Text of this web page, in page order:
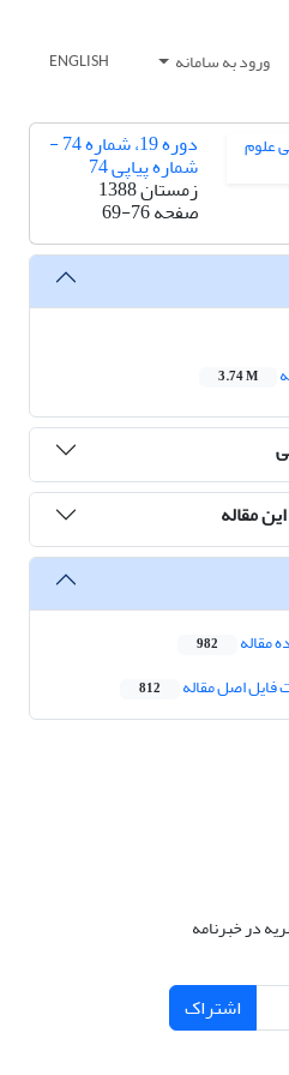
ورود به سامانه ENGLISH
دوره 19، شماره 74 -
شماره پیاپی 74
زمستان 1388
صفحه69-76
3.74 M
مقاله
مقاله 982
فایل اصل مقاله 812
در خبرنامه
اشتراک